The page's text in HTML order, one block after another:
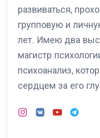
развиваться,
групповую и
лет. Имею два
магистр
психоанализ,
сердцем за его